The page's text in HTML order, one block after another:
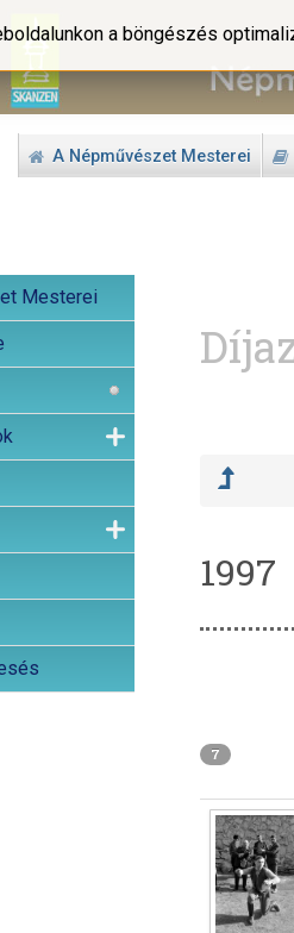
A Népművészet Mesterei
Mesterei
a böngészés
1997
7